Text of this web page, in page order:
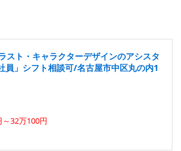
スト・キャラクターデザインのアシスタ
員」シフト相談可/名古屋市中区丸の内1
～32万100円